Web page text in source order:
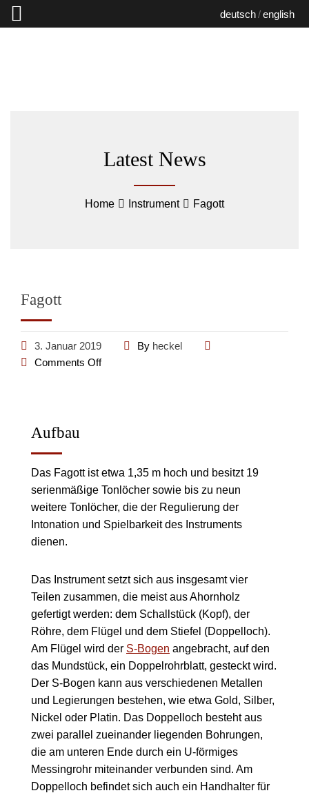
deutsch english
Latest News
Home Instrument Fagott
Fagott
3. Januar 2019 By heckel
Comments Off
Aufbau
Das Fagott ist etwa 1,35 m hoch und besitzt 19
serienmäßige Tonlöcher sowie bis zu neun
weitere Tonlöcher, die der Regulierung der
Intonation und Spielbarkeit des Instruments
dienen.
Das Instrument setzt sich aus insgesamt vier
Teilen zusammen, die meist aus Ahornholz
gefertigt werden: dem Schallstück (Kopf), der
Röhre, dem Flügel und dem Stiefel (Doppelloch).
Am Flügel wird der S-Bogen angebracht, auf den
das Mundstück, ein Doppelrohrblatt, gesteckt wird.
Der S-Bogen kann aus verschiedenen Metallen
und Legierungen bestehen, wie etwa Gold, Silber,
Nickel oder Platin. Das Doppelloch besteht aus
zwei parallel zueinander liegenden Bohrungen,
die am unteren Ende durch ein U-förmiges
Messingrohr miteinander verbunden sind. Am
Doppelloch befindet sich auch ein Handhalter für